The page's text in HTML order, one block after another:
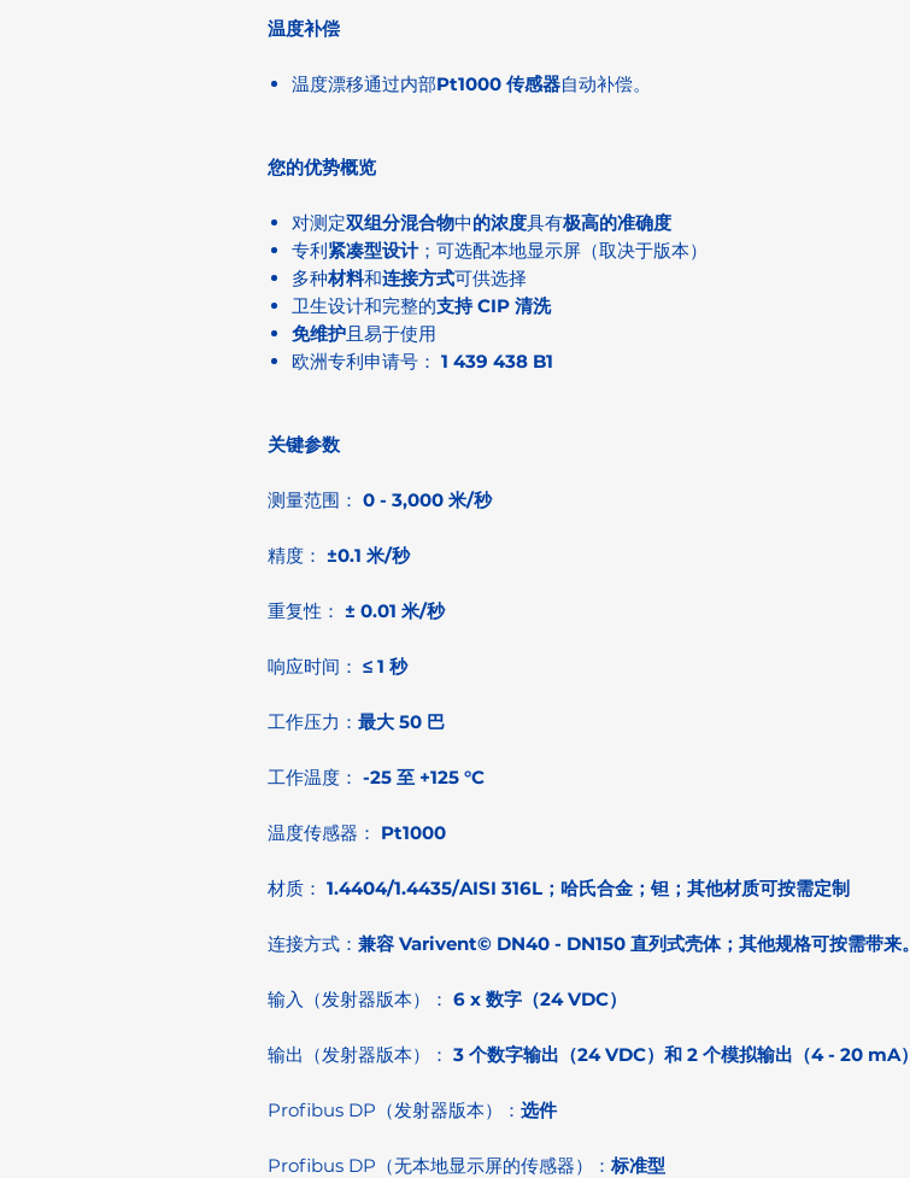
温度补偿
温度漂移通过内部Pt1000 传感器自动补偿。
您的优势概览
对测定双组分混合物中的浓度具有极高的准确度
专利紧凑型设计；可选配本地显示屏（取决于版本）
多种材料和连接方式可供选择
卫生设计和完整的支持 CIP 清洗
免维护且易于使用
欧洲专利申请号： 1 439 438 B1
关键参数
测量范围： 0 - 3,000 米/秒
精度： ±0.1 米/秒
重复性： ± 0.01 米/秒
响应时间： ≤ 1 秒
工作压力： 最大 50 巴
工作温度： -25 至 +125 °C
温度传感器： Pt1000
材质： 1.4404/1.4435/AISI 316L；哈氏合金；钽；其他材质可按需定制
连接方式： 兼容 Varivent© DN40 - DN150 直列式壳体；其他规格可按需带来。
输入（发射器版本）： 6 x 数字（24 VDC）
输出（发射器版本）： 3 个数字输出（24 VDC）和 2 个模拟输出（4 - 20 mA）
Profibus DP（发射器版本）： 选件
Profibus DP（无本地显示屏的传感器）： 标准型